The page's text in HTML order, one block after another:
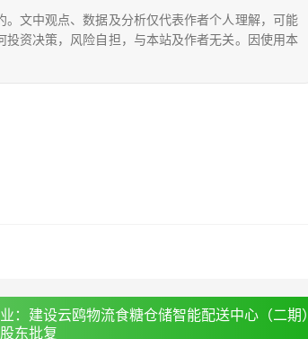
文中观点、数据及分析仅代表作者个人理解，可能
资决策，风险自担，与本站及作者无关。因使用本
：建设云鸥物流食糖仓储智能配送中心（二期）
东批复